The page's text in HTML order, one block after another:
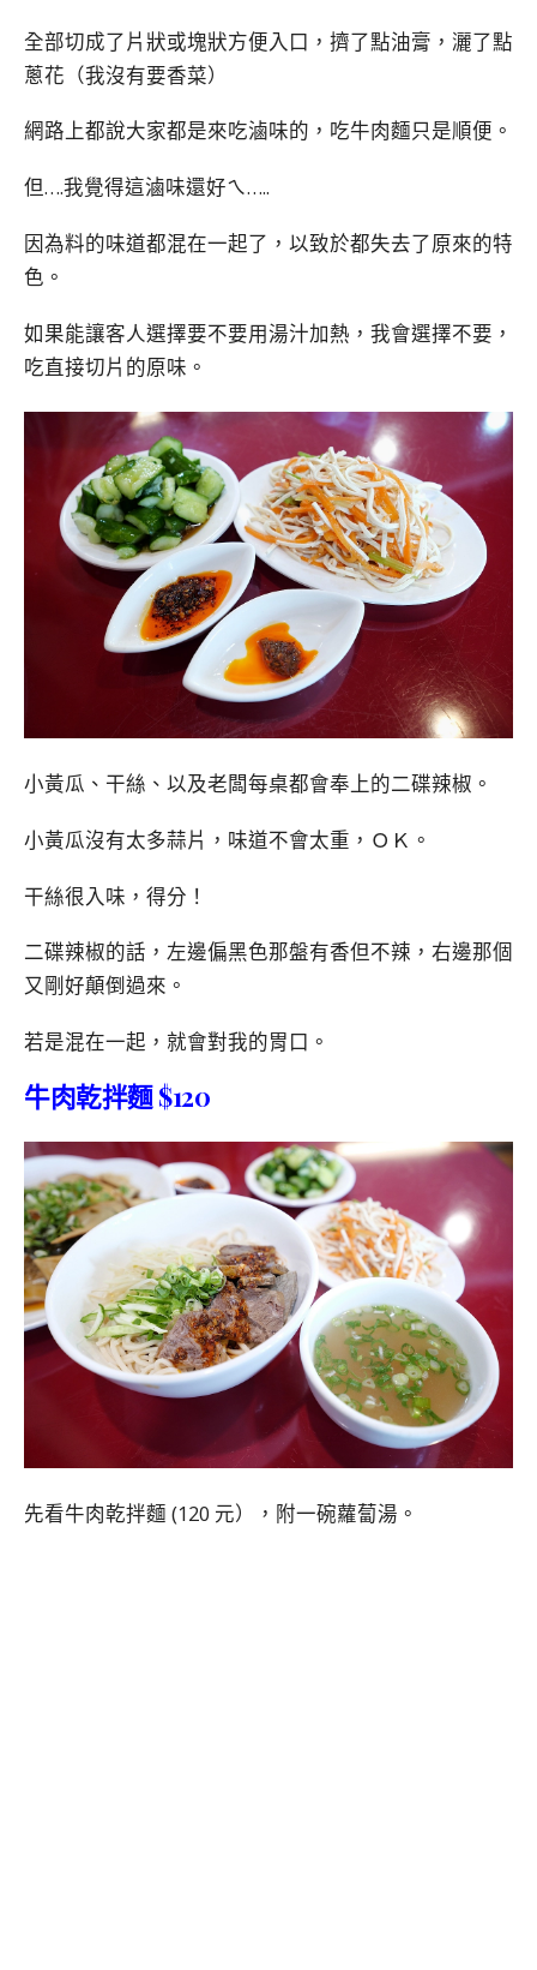
全部切成了片狀或塊狀方便入口，擠了點油膏，灑了點
蔥花（我沒有要香菜）
網路上都說大家都是來吃滷味的，吃牛肉麵只是順便。
但….我覺得這滷味還好ㄟ…..
因為料的味道都混在一起了，以致於都失去了原來的特
色。
如果能讓客人選擇要不要用湯汁加熱，我會選擇不要，
吃直接切片的原味。
小黃瓜、干絲、以及老闆每桌都會奉上的二碟辣椒。
小黃瓜沒有太多蒜片，味道不會太重，ＯＫ。
干絲很入味，得分！
二碟辣椒的話，左邊偏黑色那盤有香但不辣，右邊那個
又剛好顛倒過來。
若是混在一起，就會對我的胃口。
牛肉乾拌麵 $120
先看牛肉乾拌麵 (120 元），附一碗蘿蔔湯。